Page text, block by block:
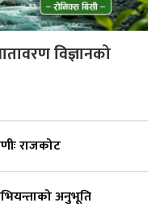
विज्ञानको
राजकोट
अनुभूति